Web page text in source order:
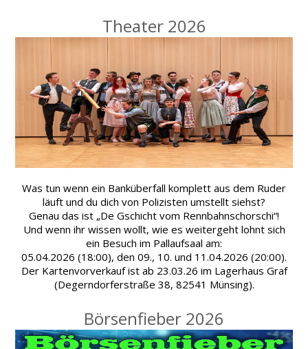
Theater 2026
Was tun wenn ein Banküberfall komplett aus dem Ruder
läuft und du dich von Polizisten umstellt siehst?
Genau das ist „De Gschicht vom Rennbahnschorschi“!
Und wenn ihr wissen wollt, wie es weitergeht lohnt sich
ein Besuch im Pallaufsaal am:
05.04.2026 (18:00), den 09., 10. und 11.04.2026 (20:00).
Der Kartenvorverkauf ist ab 23.03.26 im Lagerhaus Graf
(Degerndorferstraße 38, 82541 Münsing).
Börsenfieber 2026